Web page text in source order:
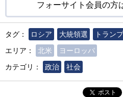
フォーサイト会員の方
タグ： ロシア 大統領選
トランプ
エリア：
北米
ヨーロッパ
カテゴリ：
政治 社会
ポスト